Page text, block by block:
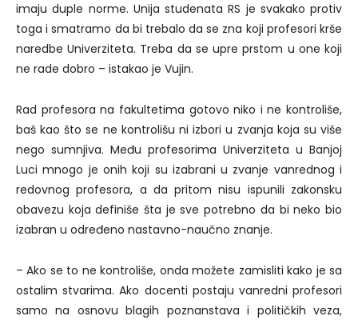
imaju duple norme. Unija studenata RS je svakako protiv
toga i smatramo da bi trebalo da se zna koji profesori krše
naredbe Univerziteta. Treba da se upre prstom u one koji
ne rade dobro – istakao je Vujin.
Rad profesora na fakultetima gotovo niko i ne kontroliše,
baš kao što se ne kontrolišu ni izbori u zvanja koja su više
nego sumnjiva. Među profesorima Univerziteta u Banjoj
Luci mnogo je onih koji su izabrani u zvanje vanrednog i
redovnog profesora, a da pritom nisu ispunili zakonsku
obavezu koja definiše šta je sve potrebno da bi neko bio
izabran u određeno nastavno-naučno znanje.
– Ako se to ne kontroliše, onda možete zamisliti kako je sa
ostalim stvarima. Ako docenti postaju vanredni profesori
samo na osnovu blagih poznanstava i političkih veza,